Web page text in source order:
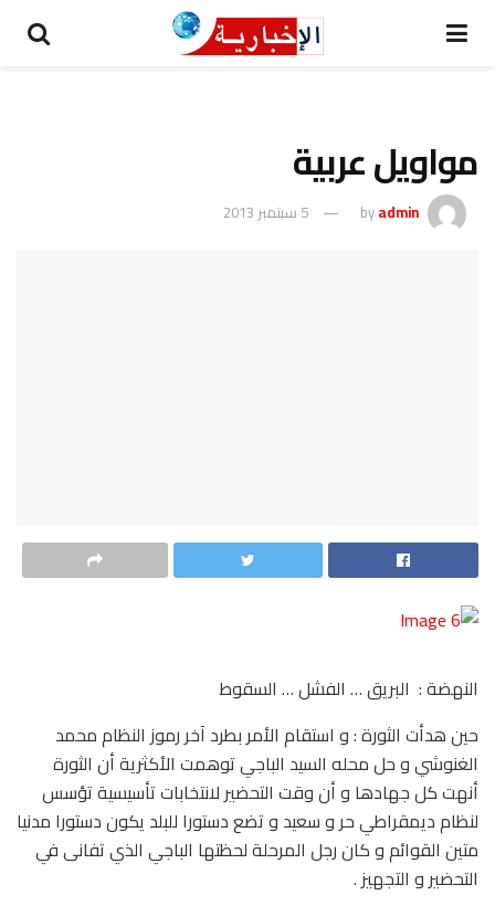
مواويل عربية
byadmin 5 سبتمبر 2013
النهضة : البريق … الفشل … السقوط
حين هدأت الثورة : و استقام الأمر بطرد آخر رموز النظام محمد
الغنوشي و حل محله السيد الباجي توهمت الأكثرية أن الثورة
أنهت كل جهادها و أن وقت التحضير لانتخابات تأسيسية تؤسس
لنظام ديمقراطي حر و سعيد و تضع دستورا للبلد يكون دستورا مدنيا
متين القوائم و كان رجل المرحلة لحظتها الباجي الذي تفانى في
التحضير و التجهيز .